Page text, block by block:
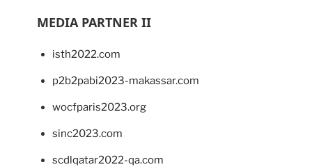
MEDIA PARTNER II
isth2022.com
p2b2pabi2023-makassar.com
wocfparis2023.org
sinc2023.com
scdlqatar2022-qa.com